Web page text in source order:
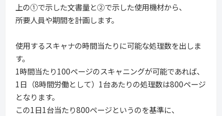
上の①で示した文書量と②で示した使用機材から、
所要人員や期間を計画します。
使用するスキャナの時間当たりに可能な処理数を出しま
す。
1時間当たり100ページのスキャニングが可能であれば、
1日（8時間労働として）1台あたりの処理数は800ページ
となります。
この1日1台当たり800ページというのを基準に、